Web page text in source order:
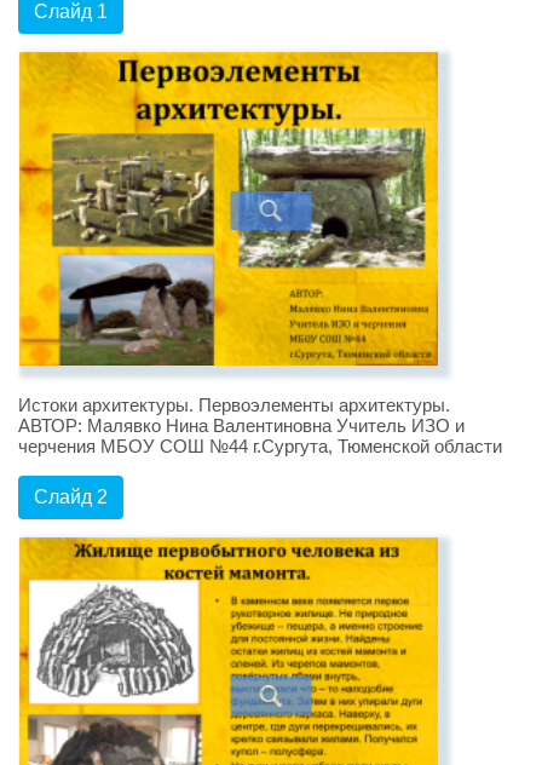
Слайд 1
Истоки архитектуры. Первоэлементы архитектуры.
АВТОР: Малявко Нина Валентиновна Учитель ИЗО и
черчения МБОУ СОШ №44 г.Сургута, Тюменской области
Слайд 2